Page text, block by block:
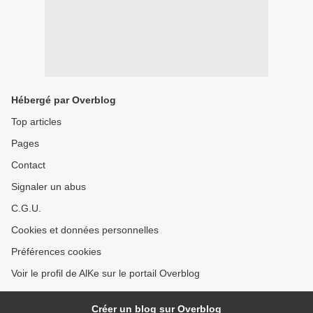
Hébergé par Overblog
Top articles
Pages
Contact
Signaler un abus
C.G.U.
Cookies et données personnelles
Préférences cookies
Voir le profil de AlKe sur le portail Overblog
Créer un blog sur Overblog